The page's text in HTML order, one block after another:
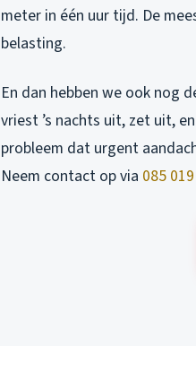
meter in één uur tijd. De
belasting.
En dan hebben we ook nog
vriest ’s nachts uit, zet uit,
probleem dat urgent
Neem contact op via 085